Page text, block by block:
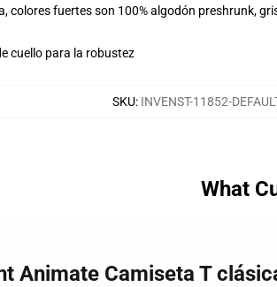
colores fuertes son 100% algodón preshrunk,
cuello para la robustez
SKU: INVENST-11852-
What
Animate Camiseta T